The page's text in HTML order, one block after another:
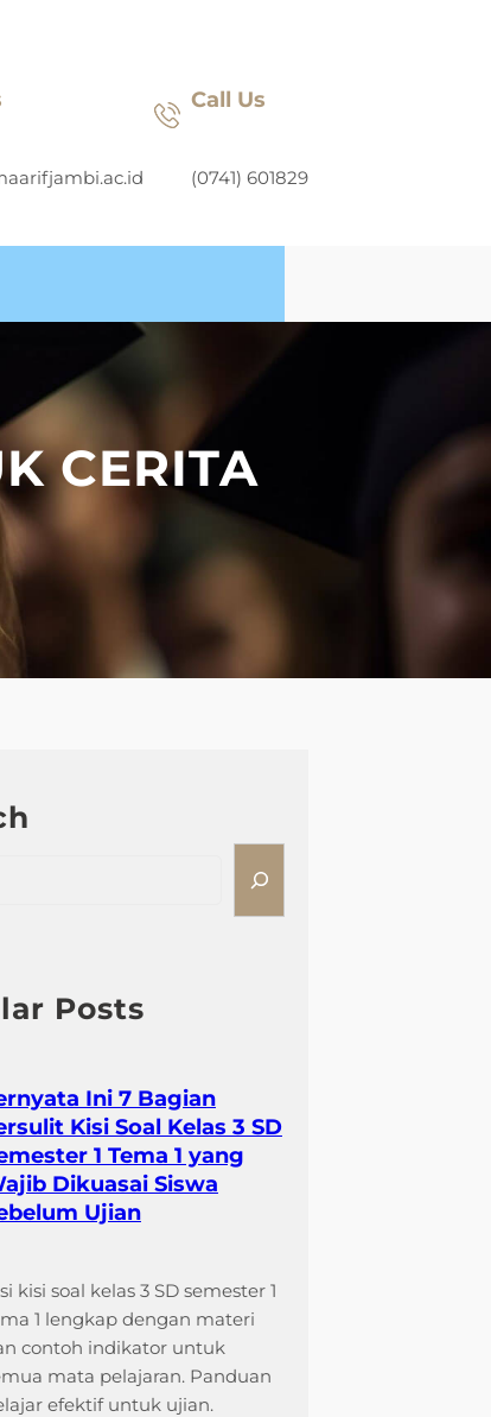
Call Us
(0741) 601829
CERITA
Posts
Ini 7 Bagian
Kisi Soal Kelas 3 SD
1 Tema 1 yang
Dikuasai Siswa
Ujian
kisi soal kelas 3 SD semester 1
1 lengkap dengan materi
contoh indikator untuk
mata pelajaran. Panduan
efektif untuk ujian.